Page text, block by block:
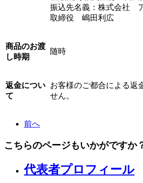
振込先名義：株式会社
取締役 嶋田利広
商品のお渡
し時期
随時
返金につい
て
お客様のご都合による返
せん。
前へ
こちらのページもいかがですか
代表者プロフィール